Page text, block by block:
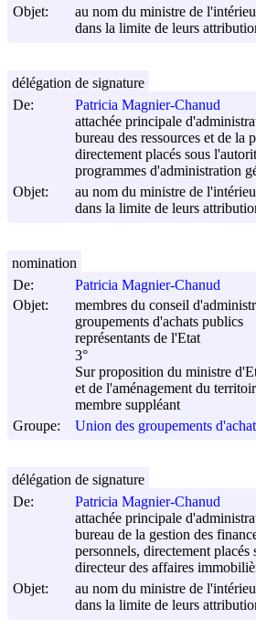
Objet:
au nom du ministre de
dans la limite de leurs
De:
Patricia Magnier-Chanud
attachée principale
bureau des ressources et de la
directement placés sous
programmes d'administration
Objet:
au nom du ministre de
dans la limite de leurs
délégation de signature
De:
Patricia Magnier-Chanud
Objet:
membres du conseil
groupements d'achats publics
représentants de l'Etat
3°
Sur proposition du ministre
et de l'aménagement du
membre suppléant
Groupe:
Union des groupements
nomination
De:
Patricia Magnier-Chanud
attachée principale
bureau de la gestion des
personnels, directement
directeur des affaires
Objet:
au nom du ministre de
dans la limite de leurs
délégation de signature